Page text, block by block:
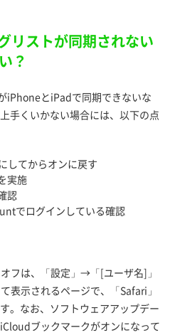
リストが同期されない
？
iPhoneとiPadで同期できないな
手くいかない場合には、以下の点
してからオンに戻す
実施
認
でログインしている確認
フは、「設定」→「[ユーザ名]」
示されるページで、「Safari」
。なお、ソフトウェアアップデー
ブックマークがオンになって